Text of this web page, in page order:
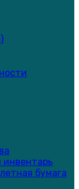
инвентарь
бумага